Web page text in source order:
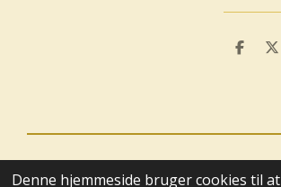
Denne hjemmeside bruger cookies til at
D
D
© 2025 - 2026 Boutique BoHome